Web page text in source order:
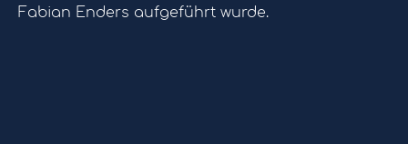
Fabian Enders aufgeführt wurde.